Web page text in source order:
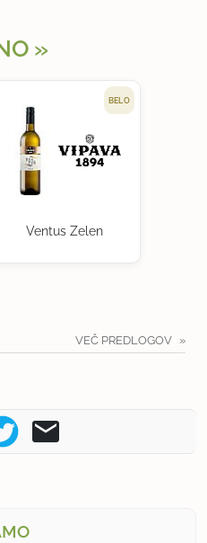
BELO
Ventus Zelen
VEČ PREDLOGOV